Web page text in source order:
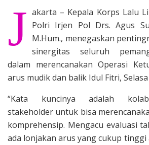
J akarta – Kepala Korps Lalu
Polri Irjen Pol Drs. Agus
M.Hum., menegaskan
sinergitas seluruh
dalam merencanakan Operasi
arus mudik dan balik Idul Fitri, Selasa
“Kata kuncinya adalah
stakeholder untuk bisa
komprehensip. Mengacu evaluasi
ada lonjakan arus yang cukup